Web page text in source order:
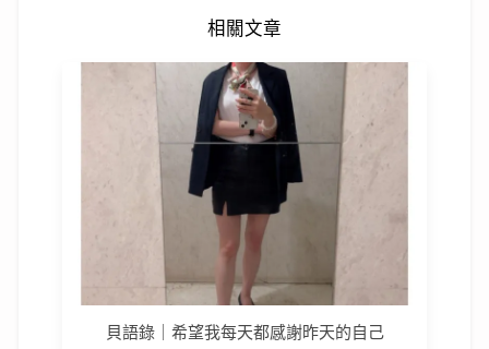
相關文章
貝語錄｜希望我每天都感謝昨天的自己